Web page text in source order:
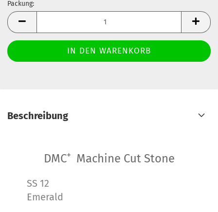
Packung:
Packung
Beschreibung
DMC+ Machine Cut Stone
SS 12
Emerald